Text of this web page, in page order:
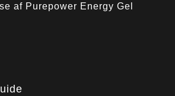
af Purepower Energy Gel